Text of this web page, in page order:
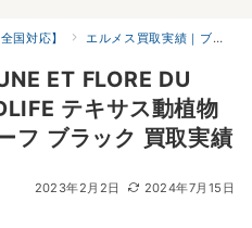
国対応】 エルメス買取実績｜ブランド専門店LIFE
ET FLORE DU
テキサス動植物
フ ブラック 買取実績
2023年2月2日 2024年7月15日